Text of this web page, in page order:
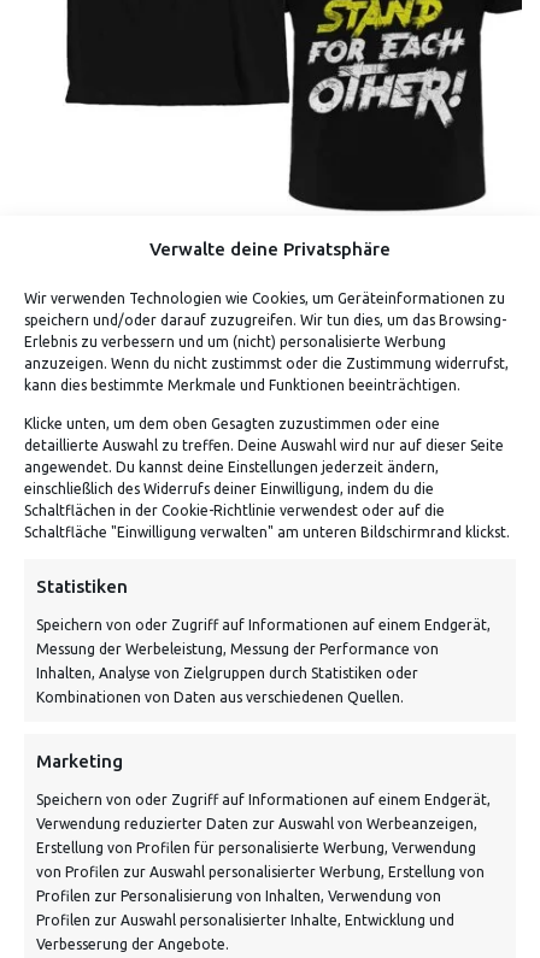
Verwalte deine Privatsphäre
Wir verwenden Technologien wie Cookies, um Geräteinformationen zu
speichern und/oder darauf zuzugreifen. Wir tun dies, um das Browsing-
Erlebnis zu verbessern und um (nicht) personalisierte Werbung
anzuzeigen. Wenn du nicht zustimmst oder die Zustimmung widerrufst,
kann dies bestimmte Merkmale und Funktionen beeinträchtigen.
Klicke unten, um dem oben Gesagten zuzustimmen oder eine
detaillierte Auswahl zu treffen. Deine Auswahl wird nur auf dieser Seite
angewendet. Du kannst deine Einstellungen jederzeit ändern,
einschließlich des Widerrufs deiner Einwilligung, indem du die
Schaltflächen in der Cookie-Richtlinie verwendest oder auf die
Schaltfläche "Einwilligung verwalten" am unteren Bildschirmrand klickst.
Statistiken
Speichern von oder Zugriff auf Informationen auf einem Endgerät,
Messung der Werbeleistung, Messung der Performance von
Inhalten, Analyse von Zielgruppen durch Statistiken oder
Kombinationen von Daten aus verschiedenen Quellen.
Marketing
Speichern von oder Zugriff auf Informationen auf einem Endgerät,
Verwendung reduzierter Daten zur Auswahl von Werbeanzeigen,
Erstellung von Profilen für personalisierte Werbung, Verwendung
von Profilen zur Auswahl personalisierter Werbung, Erstellung von
Profilen zur Personalisierung von Inhalten, Verwendung von
Profilen zur Auswahl personalisierter Inhalte, Entwicklung und
Verbesserung der Angebote.
SONDERMOTIV [ AKTION VORBEI ]
ADRESSE
Von Tiling GmbH
Bahnhofstraße 3, 06268 Nemsdorf-Göhrendorf
Kontakt: Mo - Fr von 10:00 bis 18:00 Uhr
info@vontiling.de
Schnell und grün versendet: